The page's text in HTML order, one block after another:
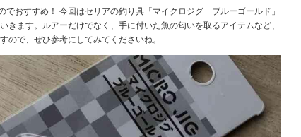
でおすすめ！ 今回はセリアの釣り具「マイクロジグ ブルーゴールド」
きます。ルアーだけでなく、手に付いた魚の匂いを取るアイテムなど、
ので、ぜひ参考にしてみてくださいね。